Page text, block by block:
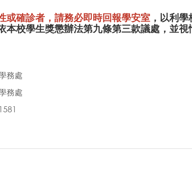
或確診者，請務必即時回報學安室 ，以利
本校學生獎懲辦法第九條第三款議處，並視
務處
務處
1581